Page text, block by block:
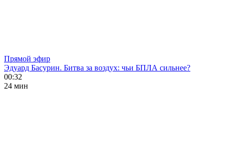
Прямой эфир
Эдуард Басурин. Битва за воздух: чьи БПЛА сильнее?
00:32
24 мин